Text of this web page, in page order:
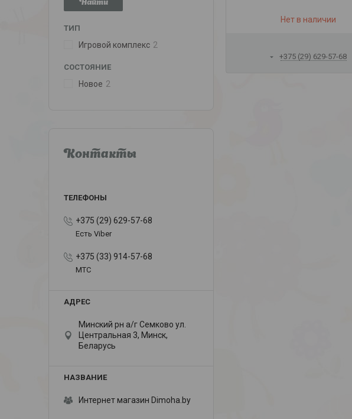
Нет в наличии
+375 (29) 629-57-68
Найти
ТИП
Игровой комплекс 2
СОСТОЯНИЕ
Новое 2
Контакты
+375 (29) 629-57-68
Есть Viber
+375 (33) 914-57-68
МТС
Минский рн а/г Семково ул.
Центральная 3, Минск,
Беларусь
Интернет магазин Dimoha.by